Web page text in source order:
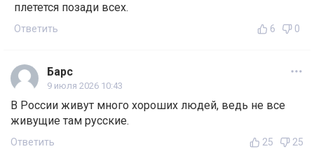
плетется позади всех.
Ответить 6 0
Барс
9 июля 2026 10:43
В России живут много хороших людей, ведь не все
живущие там русские.
Ответить 25 25